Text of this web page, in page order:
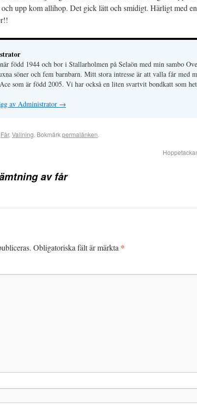
upp kom allihop. Det gick lätt och smidigt. Härligt med
född 1944 och bor i Stallarholmen på Selaön med min sambo
söner och fem barnbarn. Mitt stora intresse är att valla får med
som är född 2005. Vi har också en liten svartvit bondkatt som
av Administrator →
Får, Vallning. Bokmärkpermalänken.
av får
Obligatoriska fält är märkta *